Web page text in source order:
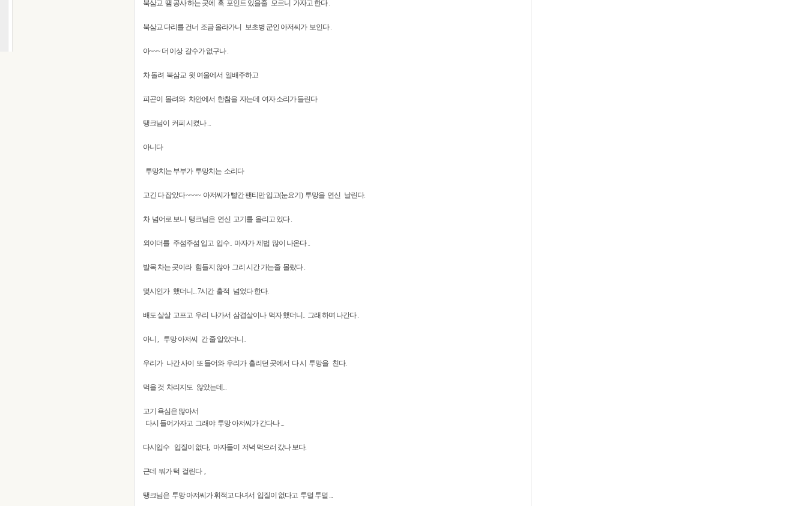
북삼교 땜 공사 하는 곳에 혹 포인트 있을줄 모르니 가자고 한다 .
북삼교 다리를 건너 조금 올라가니 보초병 군인 아저씨가 보인다 .
아~~~ 더 이상 갈수가 없구나 .
차 돌려 북삼교 윗 여울에서 일배주하고
피곤이 몰려와 차안에서 한참을 자는데 여자 소리가 들린다
탱크님이 커피 시켰나 ...
아니다
투망치는 부부가 투망치는 소리다
고긴 다 잡았다 ~~~~ 아저씨가 빨간 팬티만 입고(눈요기) 투망을 연신 날린다.
차 넘어로 보니 탱크님은 연신 고기를 올리고 있다 .
외이더를 주섬주섬 입고 입수.. 마자가 제법 많이 나온다 ..
발목 차는 곳이라 힘들지 않아 그리 시간 가는줄 몰랐다 .
몇시인가 했더니... 7시간 훌적 넘었다 한다.
배도 살살 고프고 우리 나가서 삼겹살이나 먹자 했더니.. 그래 하며 나간다 .
아니 , 투망 아저씨 간 줄 알았더니..
우리가 나간 사이 또 들어와 우리가 흘리던 곳에서 다 시 투망을 친다.
먹을 것 차리지도 않았는데...
고기 욕심은 많아서
다시 들어가자고 그래야 투망 아저씨가 간다나 ...
다시입수 입질이 없다, 마자들이 저녁 먹으러 갔나 보다.
근데 뭐가 턱 걸린다 ,
탱크님은 투망 아저씨가 휘적고 다녀서 입질이 없다고 투덜 투덜 ...